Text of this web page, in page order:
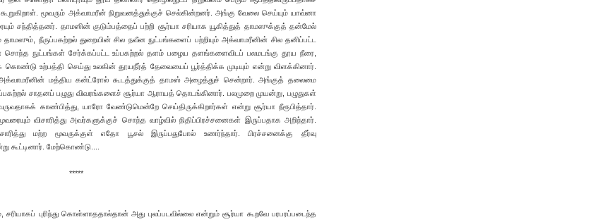
மூவரும் அக்வாமரீன் நிறுவனத்துக்குச் செல்கின்றனர். அங்கு வேலை செய்யும் யாவ்னா
சந்தித்தனர். தாமஸின் குடும்பத்தைப் பற்றி சூர்யா சரியாக யூகித்துத் தாமஸுக்குத் தன்மேல்
நீருப்பகற்றல் துறையின் சில நவீன நுட்பங்களைப் பற்றியும் அக்வாமரீனின் சில தனிப்பட்ட
சொந்த நுட்பங்கள் சேர்க்கப்பட்ட உப்பகற்றல் தளம் பழைய தளங்களைவிடப் பலமடங்கு தூய நீரை,
உற்பத்தி செய்து உலகின் தூயநீர்த் தேவையைப் பூர்த்திக்க முடியும் என்று விளக்கினார்.
மத்திய கன்ட்ரோல் கூடத்துக்குத் தாமஸ் அழைத்துச் சென்றார். அங்குத் தலைமை
சாதனப் பழுது விவரங்களைச் சூர்யா ஆராயத் தொடங்கினார். பலமுறை முயன்று, பழுதுகள்
காண்பித்து, யாரோ வேண்டுமென்றே செய்திருக்கிறார்கள் என்று சூர்யா நீரூபித்தார்.
விசாரித்து அவர்களுக்குச் சொந்த வாழ்வில் நிதிப்பிரச்சனைகள் இருப்பதாக அறிந்தார்.
மற்ற மூவருக்குள் எதோ பூசல் இருப்பதுபோல் உணர்ந்தார். பிரச்சனைக்கு தீர்வு
கூட்டினார். மேற்கொண்டு.‍...
*****
புரிந்து கொள்ளாததால்தான் அது புலப்படவில்லை என்றும் சூர்யா கூறவே பரபரப்படைந்த